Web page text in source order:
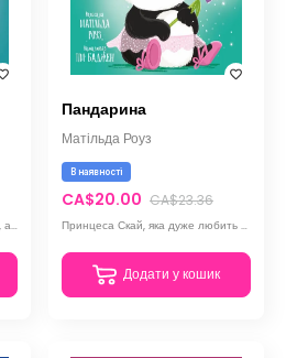
Русалка Міллі має багато друзів, але саме її маленька тваринка-нарвал здатна творити справжні дива
Пандарина
Матільда Роуз
В наявності
CA$20.00 CA$23.36
Принцеса Скай, яка дуже любить танцювати, але відчуває страх перед виступом на сцені
Додати у кошик